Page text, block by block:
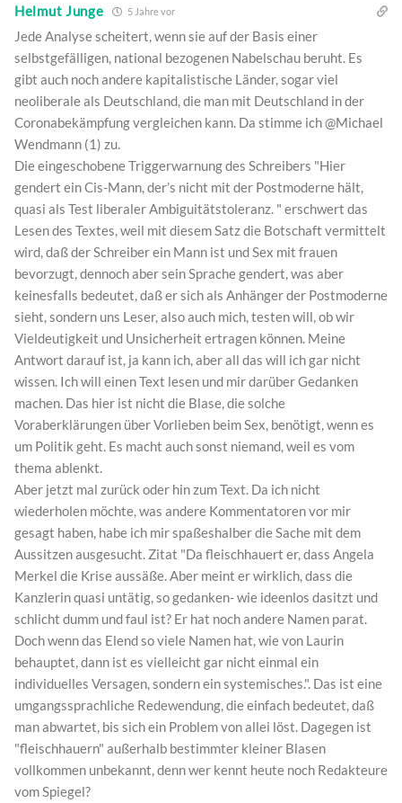
Helmut Junge 5 Jahre vor
Jede Analyse scheitert, wenn sie auf der Basis einer
selbstgefälligen, national bezogenen Nabelschau beruht. Es
gibt auch noch andere kapitalistische Länder, sogar viel
neoliberale als Deutschland, die man mit Deutschland in der
Coronabekämpfung vergleichen kann. Da stimme ich @Michael
Wendmann (1) zu.
Die eingeschobene Triggerwarnung des Schreibers "Hier
gendert ein Cis-Mann, der’s nicht mit der Postmoderne hält,
quasi als Test liberaler Ambiguitätstoleranz. " erschwert das
Lesen des Textes, weil mit diesem Satz die Botschaft vermittelt
wird, daß der Schreiber ein Mann ist und Sex mit frauen
bevorzugt, dennoch aber sein Sprache gendert, was aber
keinesfalls bedeutet, daß er sich als Anhänger der Postmoderne
sieht, sondern uns Leser, also auch mich, testen will, ob wir
Vieldeutigkeit und Unsicherheit ertragen können. Meine
Antwort darauf ist, ja kann ich, aber all das will ich gar nicht
wissen. Ich will einen Text lesen und mir darüber Gedanken
machen. Das hier ist nicht die Blase, die solche
Voraberklärungen über Vorlieben beim Sex, benötigt, wenn es
um Politik geht. Es macht auch sonst niemand, weil es vom
thema ablenkt.
Aber jetzt mal zurück oder hin zum Text. Da ich nicht
wiederholen möchte, was andere Kommentatoren vor mir
gesagt haben, habe ich mir spaßeshalber die Sache mit dem
Aussitzen ausgesucht. Zitat "Da fleischhauert er, dass Angela
Merkel die Krise aussäße. Aber meint er wirklich, dass die
Kanzlerin quasi untätig, so gedanken- wie ideenlos dasitzt und
schlicht dumm und faul ist? Er hat noch andere Namen parat.
Doch wenn das Elend so viele Namen hat, wie von Laurin
behauptet, dann ist es vielleicht gar nicht einmal ein
individuelles Versagen, sondern ein systemisches.". Das ist eine
umgangssprachliche Redewendung, die einfach bedeutet, daß
man abwartet, bis sich ein Problem von allei löst. Dagegen ist
"fleischhauern" außerhalb bestimmter kleiner Blasen
vollkommen unbekannt, denn wer kennt heute noch Redakteure
vom Spiegel?